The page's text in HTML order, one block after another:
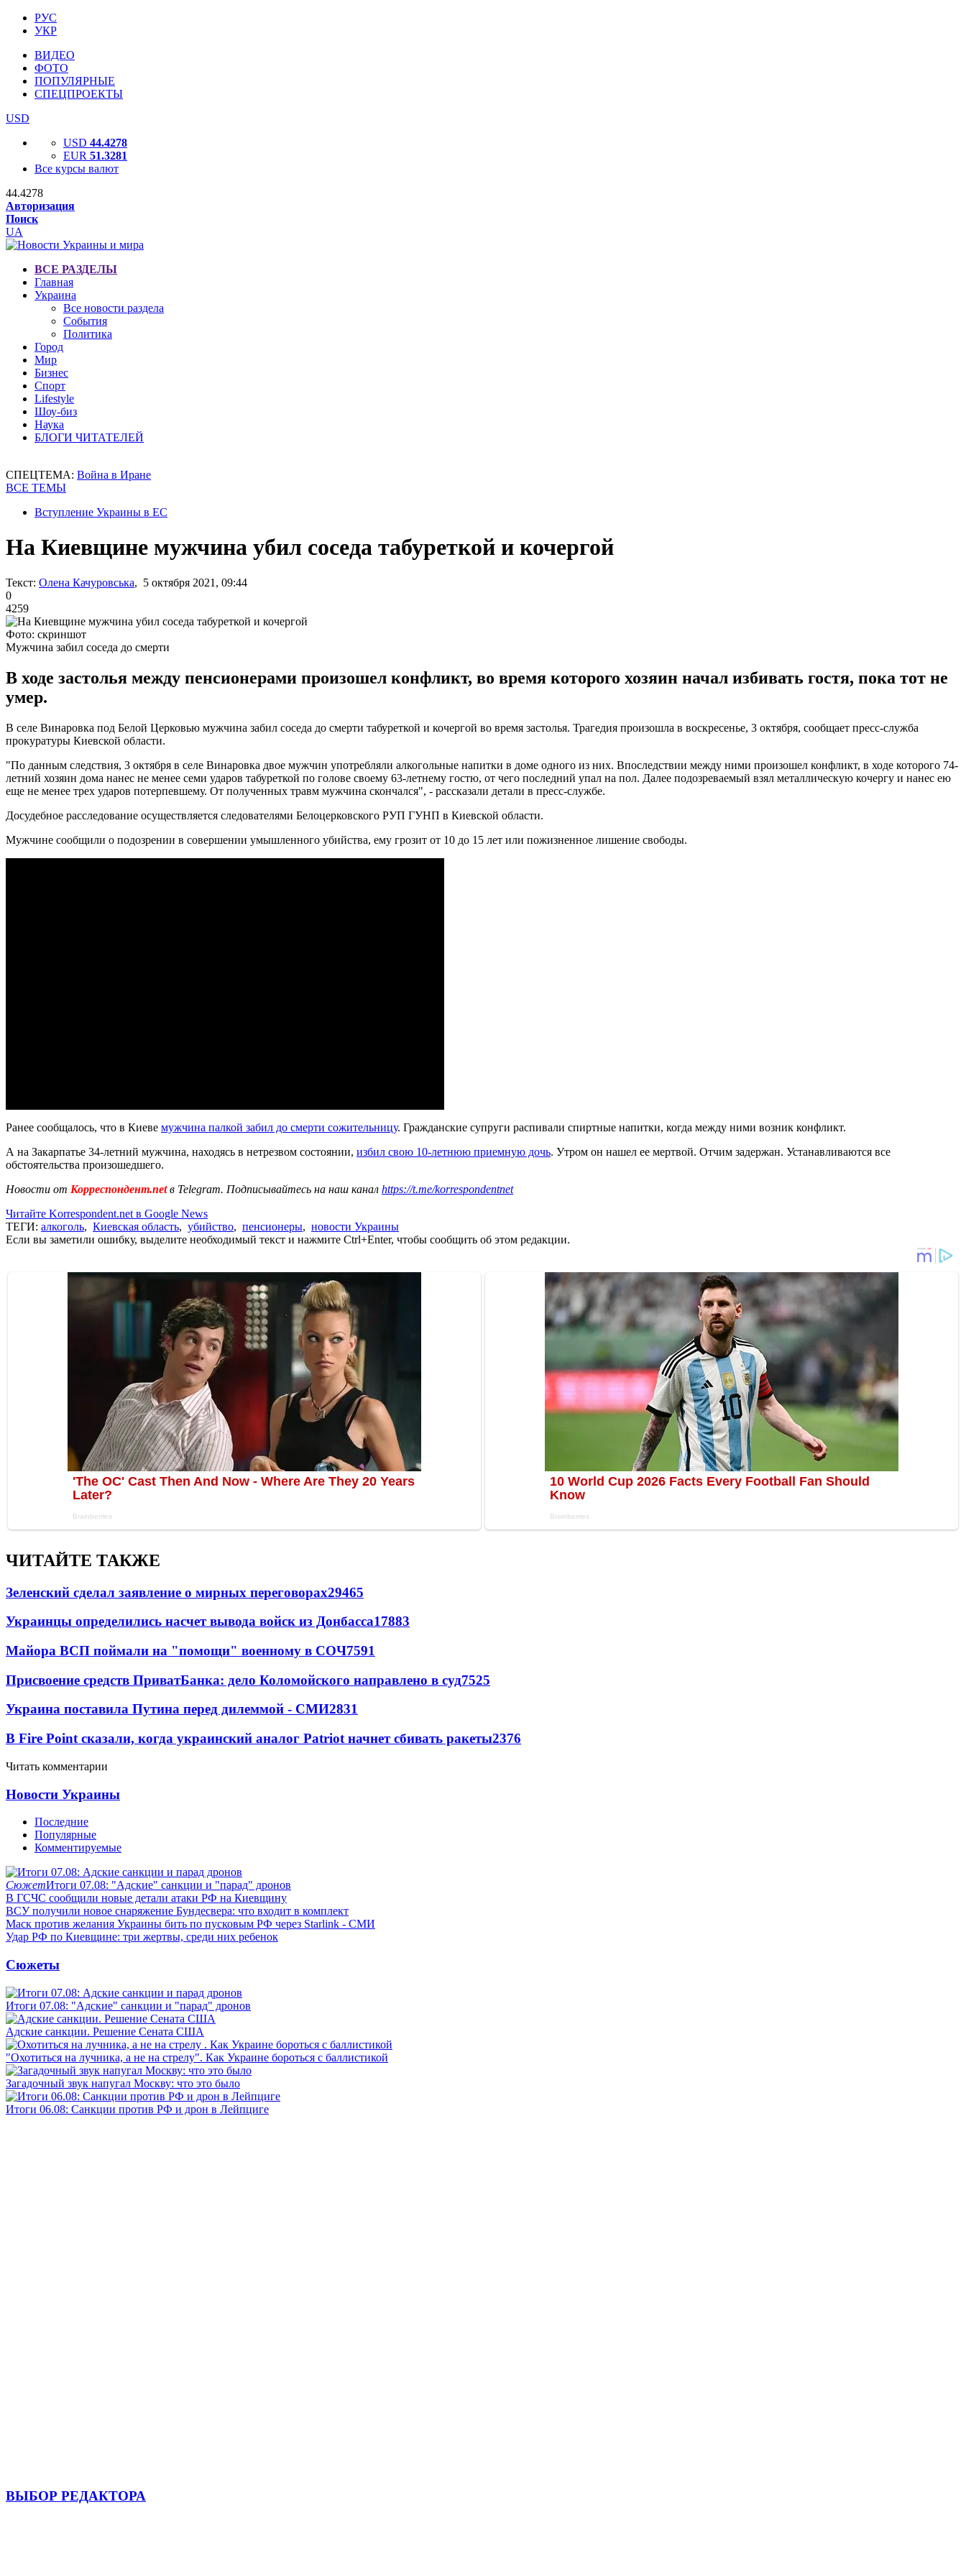
РУС
УКР
ВИДЕО
ФОТО
ПОПУЛЯРНЫЕ
СПЕЦПРОЕКТЫ
USD
USD 44.4278
EUR 51.3281
Все курсы валют
44.4278
Авторизация
Поиск
UA
ВСЕ РАЗДЕЛЫ
Главная
Украина
Все новости раздела
События
Политика
Город
Мир
Бизнес
Спорт
Lifestyle
Шоу-биз
Наука
БЛОГИ ЧИТАТЕЛЕЙ
СПЕЦТЕМА: Война в Иране
ВСЕ ТЕМЫ
Вступление Украины в ЕС
На Киевщине мужчина убил соседа табуреткой и кочергой
Текст: Олена Качуровська, 5 октября 2021, 09:44
0
4259
Фото: скриншот
Мужчина забил соседа до смерти
В ходе застолья между пенсионерами произошел конфликт, во время которого хозяин начал избивать гостя, пока тот не
умер.
В селе Винаровка под Белой Церковью мужчина забил соседа до смерти табуреткой и кочергой во время застолья. Трагедия произошла в воскресенье, 3 октября, сообщает пресс-служба
прокуратуры Киевской области.
"По данным следствия, 3 октября в селе Винаровка двое мужчин употребляли алкогольные напитки в доме одного из них. Впоследствии между ними произошел конфликт, в ходе которого 74-
летний хозяин дома нанес не менее семи ударов табуреткой по голове своему 63-летнему гостю, от чего последний упал на пол. Далее подозреваемый взял металлическую кочергу и нанес ею
еще не менее трех ударов потерпевшему. От полученных травм мужчина скончался", - рассказали детали в пресс-службе.
Досудебное расследование осуществляется следователями Белоцерковского РУП ГУНП в Киевской области.
Мужчине сообщили о подозрении в совершении умышленного убийства, ему грозит от 10 до 15 лет или пожизненное лишение свободы.
Ранее сообщалось, что в Киеве мужчина палкой забил до смерти сожительницу. Гражданские супруги распивали спиртные напитки, когда между ними возник конфликт.
А на Закарпатье 34-летний мужчина, находясь в нетрезвом состоянии, избил свою 10-летнюю приемную дочь. Утром он нашел ее мертвой. Отчим задержан. Устанавливаются все
обстоятельства произошедшего.
Новости от Корреспондент.netв Telegram. Подписывайтесь на наш канал https://t.me/korrespondentnet
Читайте Korrespondent.net в Google News
ТЕГИ: алкоголь, Киевская область, убийство, пенсионеры, новости Украины
Если вы заметили ошибку, выделите необходимый текст и нажмите Ctrl+Enter, чтобы сообщить об этом редакции.
ЧИТАЙТЕ ТАКЖЕ
Зеленский сделал заявление о мирных переговорах29465
Украинцы определились насчет вывода войск из Донбасса17883
Майора ВСП поймали на "помощи" военному в СОЧ7591
Присвоение средств ПриватБанка: дело Коломойского направлено в суд7525
Украина поставила Путина перед дилеммой - СМИ2831
В Fire Point сказали, когда украинский аналог Patriot начнет сбивать ракеты2376
Читать комментарии
Новости Украины
Последние
Популярные
Комментируемые
СюжетИтоги 07.08: "Адские" санкции и "парад" дронов
В ГСЧС сообщили новые детали атаки РФ на Киевщину
ВСУ получили новое снаряжение Бундесвера: что входит в комплект
Маск против желания Украины бить по пусковым РФ через Starlink - СМИ
Удар РФ по Киевщине: три жертвы, среди них ребенок
Сюжеты
Итоги 07.08: "Адские" санкции и "парад" дронов
Адские санкции. Решение Сената США
"Охотиться на лучника, а не на стрелу". Как Украине бороться с баллистикой
Загадочный звук напугал Москву: что это было
Итоги 06.08: Санкции против РФ и дрон в Лейпциге
ВЫБОР РЕДАКТОРА